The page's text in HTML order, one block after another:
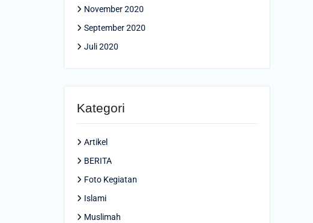
November 2020
September 2020
Juli 2020
Kategori
Artikel
BERITA
Foto Kegiatan
Islami
Muslimah